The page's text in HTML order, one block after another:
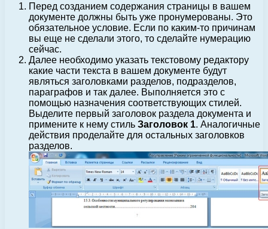
Перед созданием содержания страницы в вашем
документе должны быть уже пронумерованы. Это
обязательное условие. Если по каким-то причинам
вы еще не сделали этого, то сделайте нумерацию
сейчас.
Далее необходимо указать текстовому редактору
какие части текста в вашем документе будут
являться заголовками разделов, подразделов,
параграфов и так далее. Выполняется это с
помощью назначения соответствующих стилей.
Выделите первый заголовок раздела документа и
примените к нему стиль Заголовок 1. Аналогичные
действия проделайте для остальных заголовков
разделов.